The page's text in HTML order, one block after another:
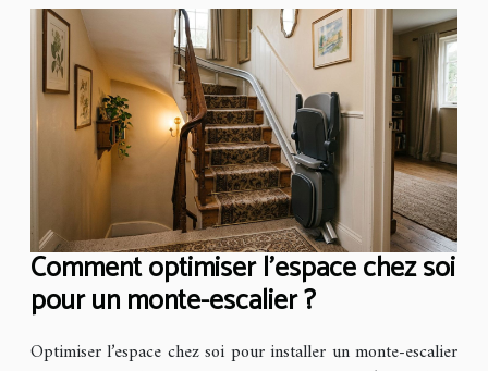
Comment optimiser l'espace chez soi
pour un monte-escalier ?
Optimiser l’espace chez soi pour installer un monte-escalier